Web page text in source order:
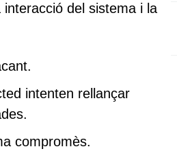
del sistema i la
intenten rellançar
compromès.